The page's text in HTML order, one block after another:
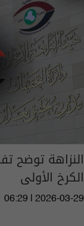
النزاهة توضح
الكرخ الأولى
06:29 | 2026-03-29